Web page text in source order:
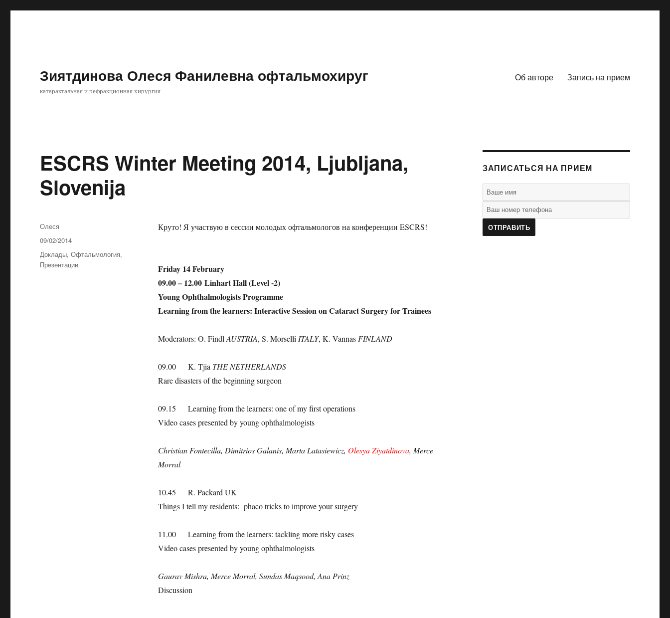
Зиятдинова Олеся Фанилевна офтальмохируг
катарактальная и рефракционная хирургия
Об авторе Запись на прием
ESCRS Winter Meeting 2014, Ljubljana,
Slovenija
Круто! Я участвую в сессии молодых офтальмологов на конференции ESCRS!
Friday 14 February
09.00 – 12.00 Linhart Hall (Level -2)
Young Ophthalmologists Programme
Learning from the learners: Interactive Session on Cataract Surgery for Trainees
Moderators: O. Findl AUSTRIA, S. Morselli ITALY, K. VannasFINLAND
09.00 K. Tjia THE NETHERLANDS
Rare disasters of the beginning surgeon
09.15 Learning from the learners: one of my first operations
Video cases presented by young ophthalmologists
Christian Fontecilla, Dimitrios Galanis, Marta Latasiewicz, Olesya Ziyatdinova, Merce
Morral
10.45 R. Packard UK
Things I tell my residents: phaco tricks to improve your surgery
11.00 Learning from the learners: tackling more risky cases
Video cases presented by young ophthalmologists
Gaurav Mishra, Merce Morral, Sundas Maqsood, Ana Prinz
Discussion
Автор
Олеся
Опубликовано
09/02/2014
Рубрики
Доклады,Офтальмология,
Презентации
ЗАПИСАТЬСЯ НА ПРИЕМ